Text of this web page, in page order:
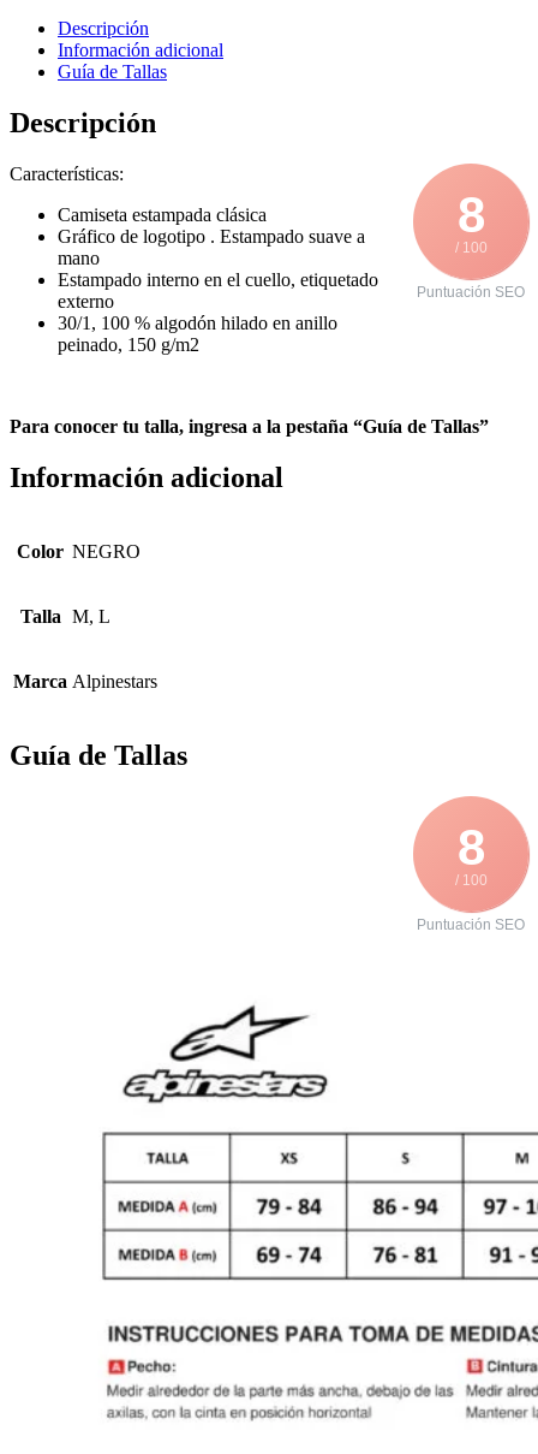
Descripción
Información adicional
Guía de Tallas
Descripción
8
/ 100
Puntuación SEO
Características:
Camiseta estampada clásica
Gráfico de logotipo . Estampado suave a
mano
Estampado interno en el cuello, etiquetado
externo
30/1, 100 % algodón hilado en anillo
peinado, 150 g/m2
Para conocer tu talla, ingresa a la pestaña “Guía de Tallas”
Información adicional
Color NEGRO
Talla M, L
Marca Alpinestars
Guía de Tallas
8
/ 100
Puntuación SEO